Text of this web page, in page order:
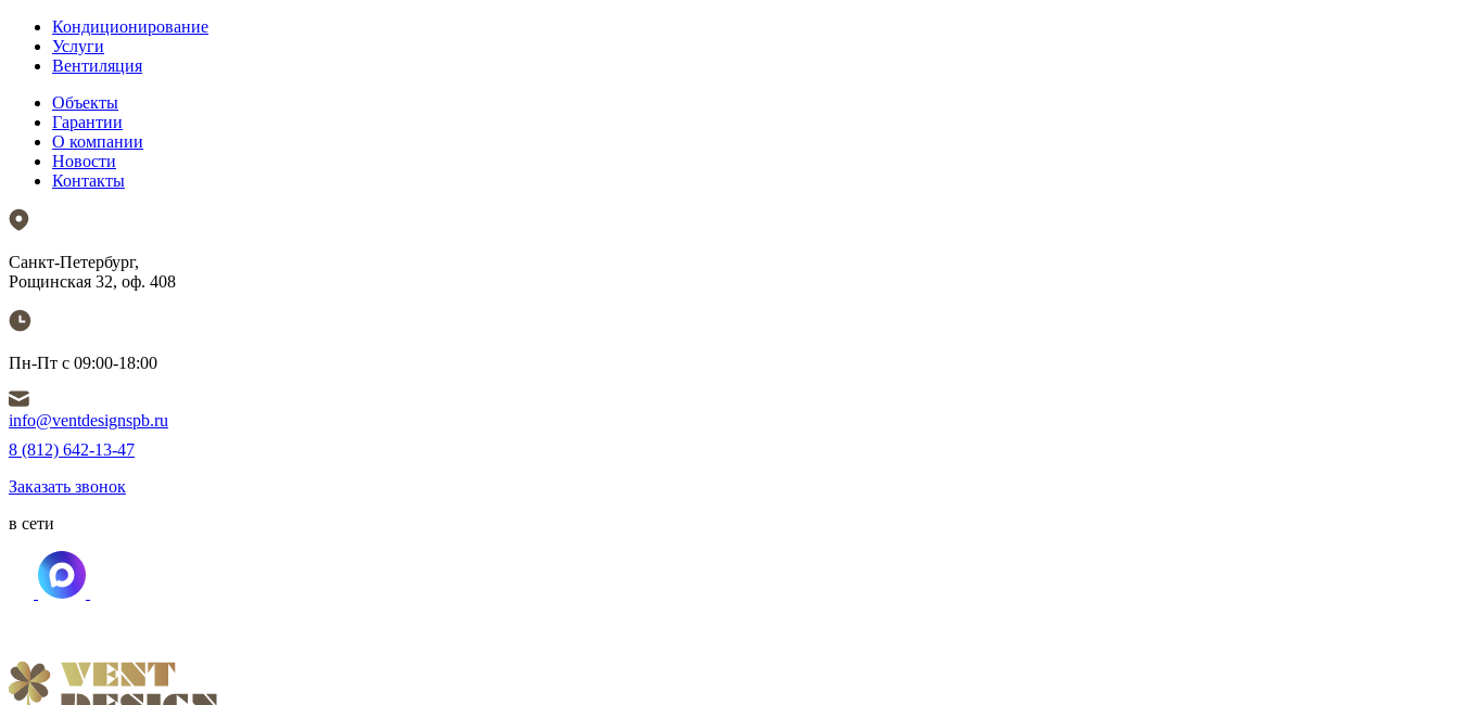
Кондиционирование
Услуги
Вентиляция
Объекты
Гарантии
О компании
Новости
Контакты
Санкт-Петербург,
Рощинская 32, оф. 408
Пн-Пт с 09:00-18:00
info@ventdesignspb.ru
8 (812) 642-13-47
Заказать звонок
в сети